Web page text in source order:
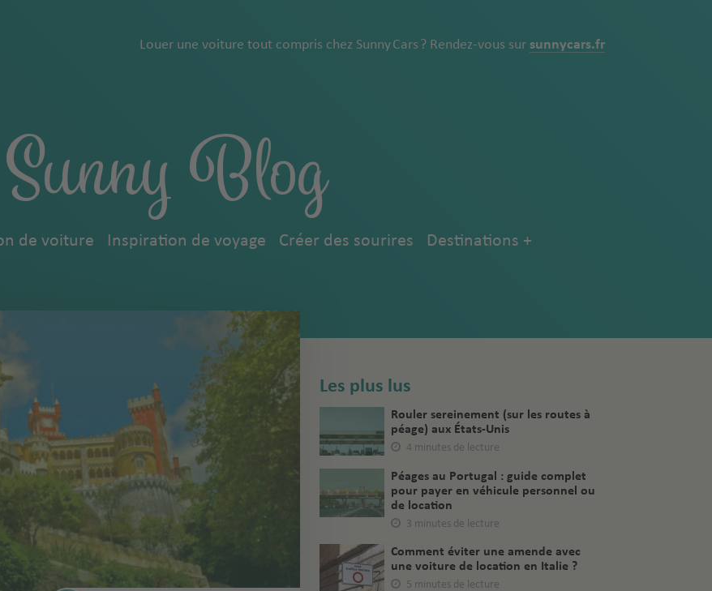
Louer une voiture tout compris chez Sunny Cars ? Rendez-vous sur sunnycars.fr
Sunny Blog
de voiture Inspiration de voyage Créer des sourires Destinations
Les plus lus
Rouler sereinement (sur les routes à
péage) aux États-Unis
4 minutes de lecture
Péages au Portugal : guide complet
pour payer en véhicule personnel ou
de location
3 minutes de lecture
Comment éviter une amende avec
une voiture de location en Italie ?
5 minutes de lecture